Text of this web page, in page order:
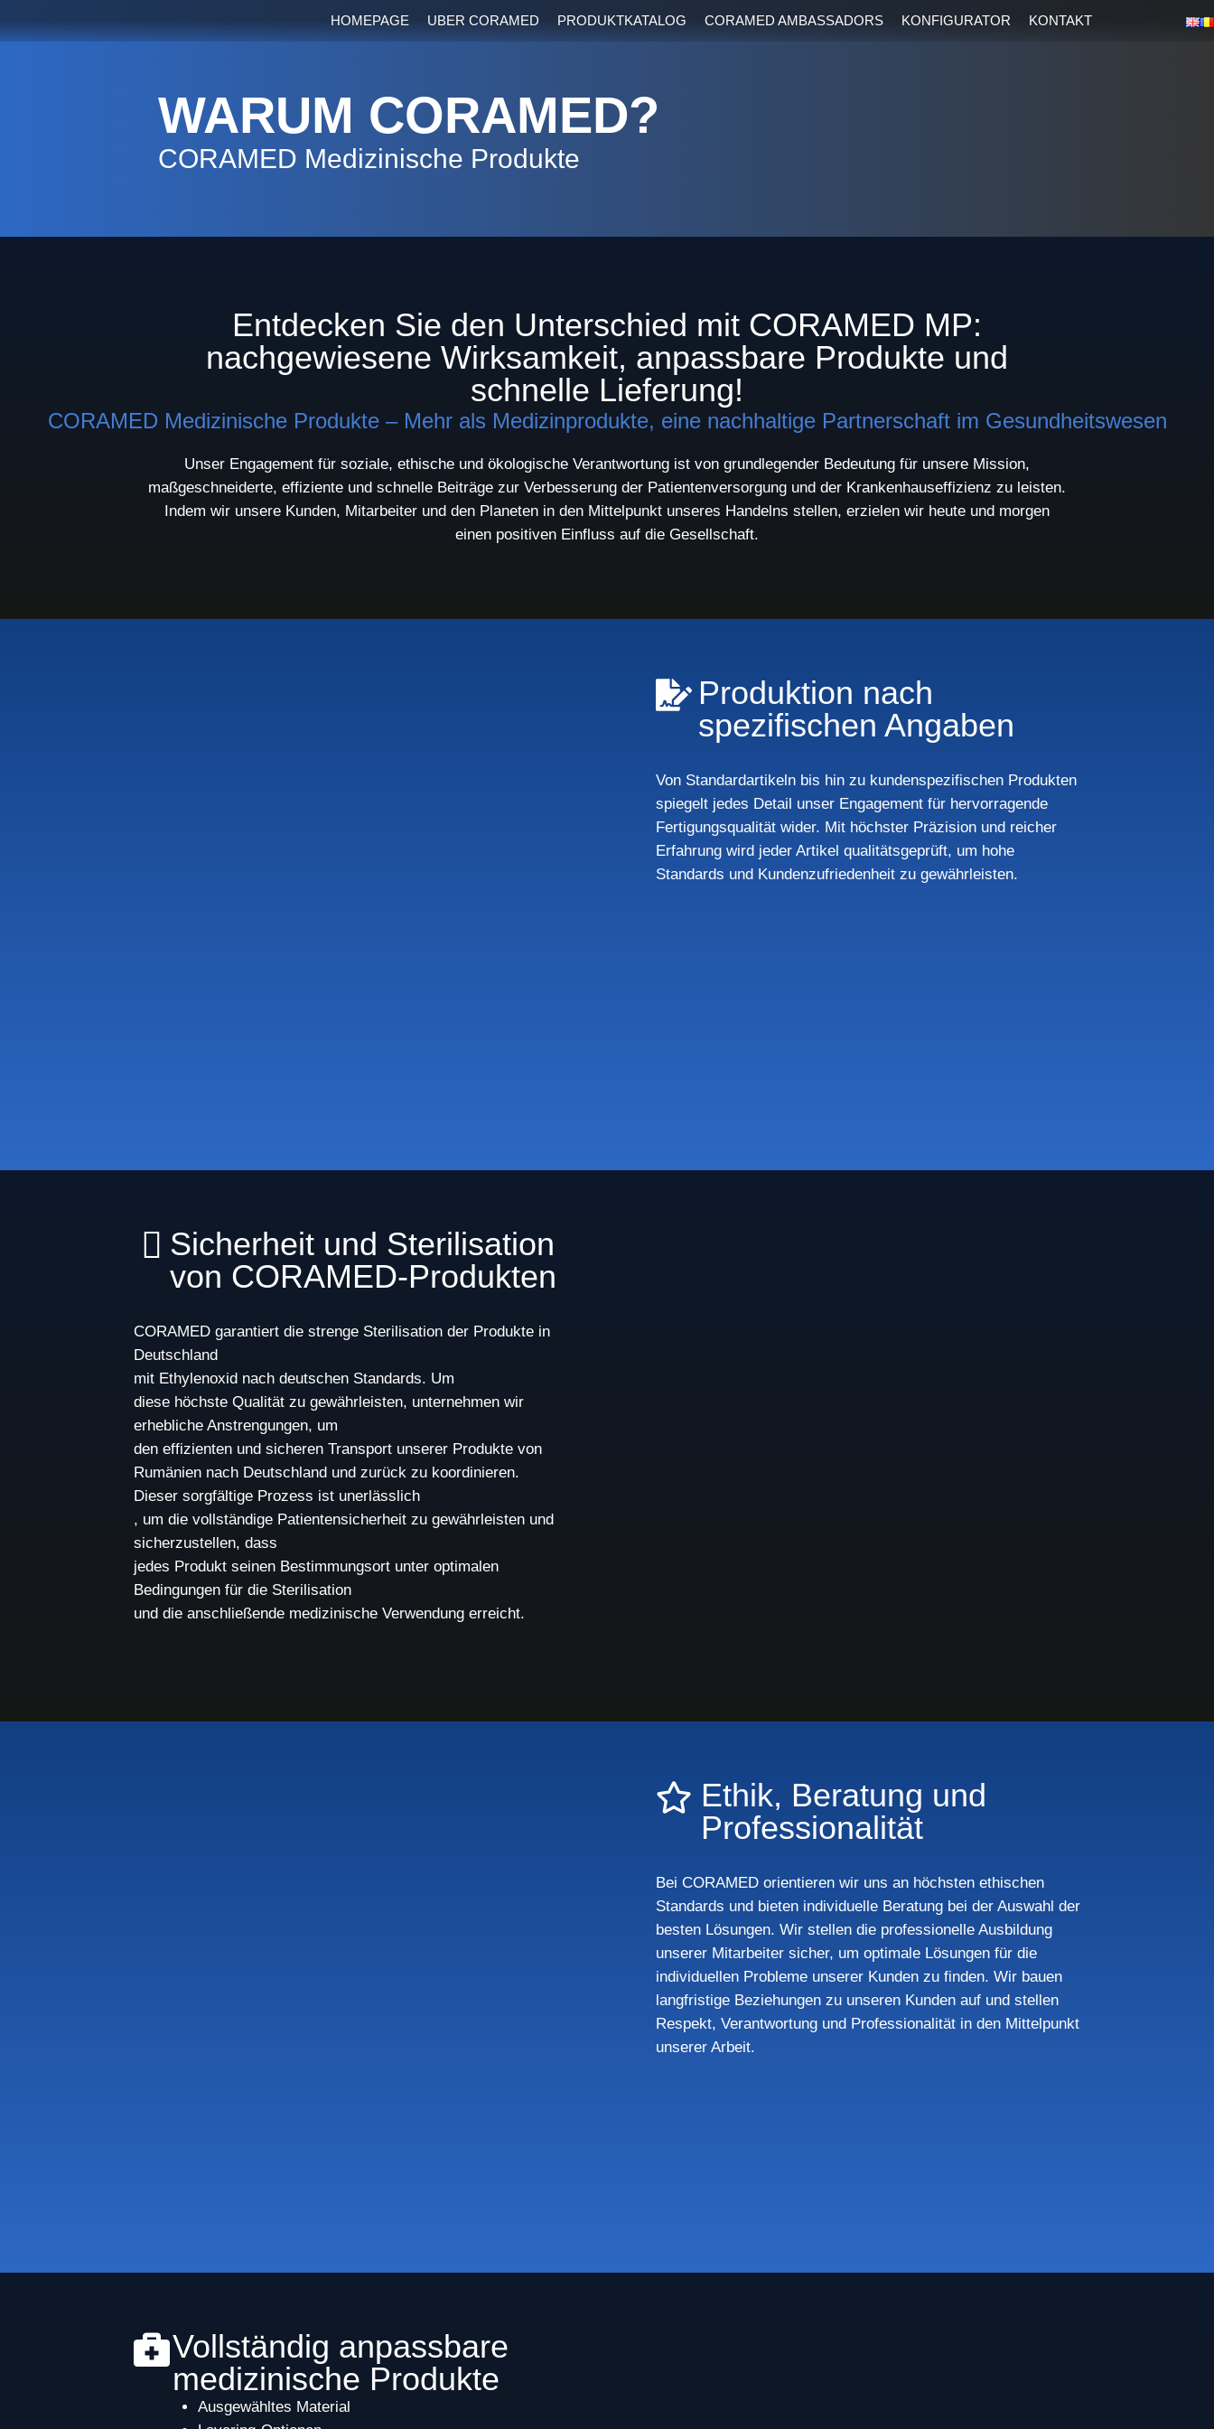
Inhalt
HOMEPAGE UBER CORAMED PRODUKTKATALOG CORAMED AMBASSADORS KONFIGURATOR KONTAKT
WARUM CORAMED?
CORAMED Medizinische Produkte
Entdecken Sie den Unterschied mit CORAMED MP:
nachgewiesene Wirksamkeit, anpassbare Produkte und
schnelle Lieferung!
CORAMED Medizinische Produkte – Mehr als Medizinprodukte, eine nachhaltige Partnerschaft im Gesundheitswesen
Unser Engagement für soziale, ethische und ökologische Verantwortung ist von grundlegender Bedeutung für unsere Mission,
maßgeschneiderte, effiziente und schnelle Beiträge zur Verbesserung der Patientenversorgung und der Krankenhauseffizienz zu leisten.
Indem wir unsere Kunden, Mitarbeiter und den Planeten in den Mittelpunkt unseres Handelns stellen, erzielen wir heute und morgen
einen positiven Einfluss auf die Gesellschaft.
Produktion nach
spezifischen Angaben
Von Standardartikeln bis hin zu kundenspezifischen Produkten
spiegelt jedes Detail unser Engagement für hervorragende
Fertigungsqualität wider. Mit höchster Präzision und reicher
Erfahrung wird jeder Artikel qualitätsgeprüft, um hohe
Standards und Kundenzufriedenheit zu gewährleisten.
Sicherheit und Sterilisation
von CORAMED-Produkten
CORAMED garantiert die strenge Sterilisation der Produkte in
Deutschland
mit Ethylenoxid nach deutschen Standards. Um
diese höchste Qualität zu gewährleisten, unternehmen wir
erhebliche Anstrengungen, um
den effizienten und sicheren Transport unserer Produkte von
Rumänien nach Deutschland und zurück zu koordinieren.
Dieser sorgfältige Prozess ist unerlässlich
, um die vollständige Patientensicherheit zu gewährleisten und
sicherzustellen, dass
jedes Produkt seinen Bestimmungsort unter optimalen
Bedingungen für die Sterilisation
und die anschließende medizinische Verwendung erreicht.
Ethik, Beratung und
Professionalität
Bei CORAMED orientieren wir uns an höchsten ethischen
Standards und bieten individuelle Beratung bei der Auswahl der
besten Lösungen. Wir stellen die professionelle Ausbildung
unserer Mitarbeiter sicher, um optimale Lösungen für die
individuellen Probleme unserer Kunden zu finden. Wir bauen
langfristige Beziehungen zu unseren Kunden auf und stellen
Respekt, Verantwortung und Professionalität in den Mittelpunkt
unserer Arbeit.
Vollständig anpassbare
medizinische Produkte
Ausgewähltes Material